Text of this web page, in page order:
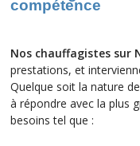
compétence
Nos chauffagistes sur
prestations, et
Quelque soit la nature
à répondre avec la plus
besoins tel que :